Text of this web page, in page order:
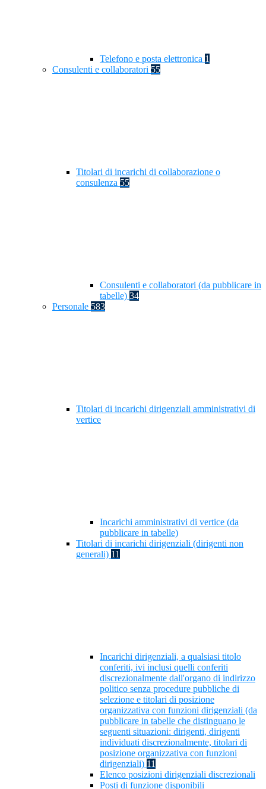
Telefono e posta elettronica 1
Consulenti e collaboratori 55
Titolari di incarichi di collaborazione o
consulenza 55
Consulenti e collaboratori (da pubblicare in
tabelle) 34
Personale 583
Titolari di incarichi dirigenziali amministrativi di
vertice
Incarichi amministrativi di vertice (da
pubblicare in tabelle)
Titolari di incarichi dirigenziali (dirigenti non
generali) 11
Incarichi dirigenziali, a qualsiasi titolo
conferiti, ivi inclusi quelli conferiti
discrezionalmente dall'organo di indirizzo
politico senza procedure pubbliche di
selezione e titolari di posizione
organizzativa con funzioni dirigenziali (da
pubblicare in tabelle che distinguano le
seguenti situazioni: dirigenti, dirigenti
individuati discrezionalmente, titolari di
posizione organizzativa con funzioni
dirigenziali) 11
Elenco posizioni dirigenziali discrezionali
Posti di funzione disponibili